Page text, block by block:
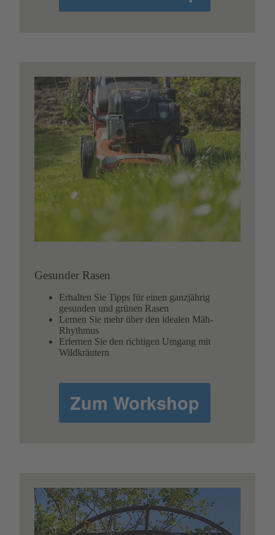
Gesunder Rasen
Erhalten Sie Tipps für einen ganzjährig
gesunden und grünen Rasen
Lernen Sie mehr über den idealen Mäh-
Rhythmus
Erlernen Sie den richtigen Umgang mit
Wildkräutern
Zum Workshop